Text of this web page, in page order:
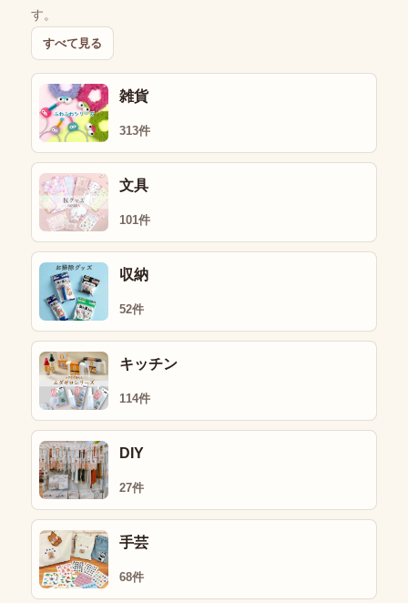
す。
すべて見る
雑貨
313件
文具
101件
収納
52件
キッチン
114件
DIY
27件
手芸
68件